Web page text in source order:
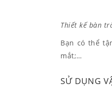
Thiết kế bàn
Bạn có thể
mắt;…
SỬ DỤNG